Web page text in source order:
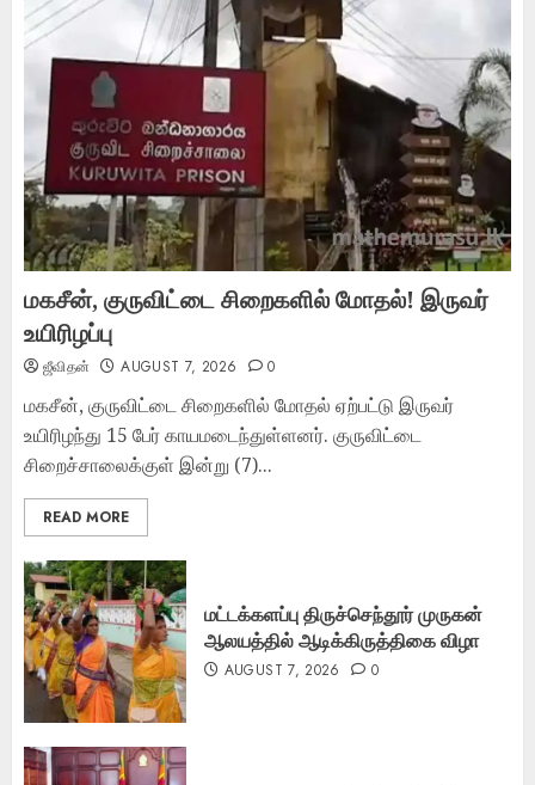
மகசீன், குருவிட்டை சிறைகளில் மோதல்! இருவர்
உயிரிழப்பு
ஜீவிதன் AUGUST 7, 2026 0
மகசீன், குருவிட்டை சிறைகளில் மோதல் ஏற்பட்டு இருவர்
உயிரிழந்து 15 பேர் காயமடைந்துள்ளனர். குருவிட்டை
சிறைச்சாலைக்குள் இன்று (7)...
READ MORE
மட்டக்களப்பு திருச்செந்தூர் முருகன்
ஆலயத்தில் ஆடிக்கிருத்திகை விழா
AUGUST 7, 2026 0